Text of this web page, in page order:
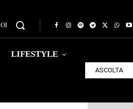
LIFESTYLE
ASCOLTA